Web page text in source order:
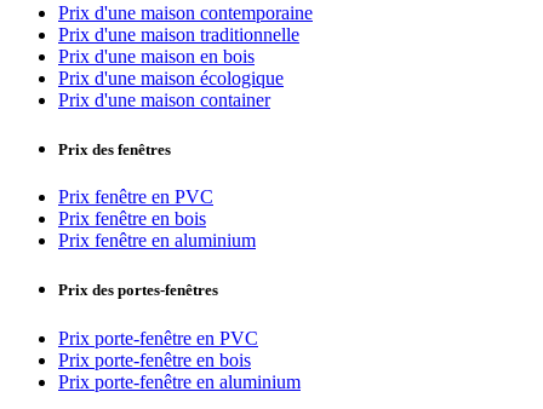
Prix d'une maison contemporaine
Prix d'une maison traditionnelle
Prix d'une maison en bois
Prix d'une maison écologique
Prix d'une maison container
Prix des fenêtres
Prix fenêtre en PVC
Prix fenêtre en bois
Prix fenêtre en aluminium
Prix des portes-fenêtres
Prix porte-fenêtre en PVC
Prix porte-fenêtre en bois
Prix porte-fenêtre en aluminium